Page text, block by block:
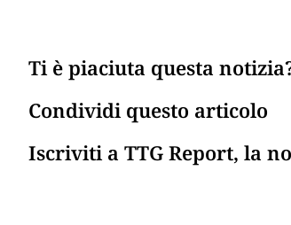
Ti è piaciuta questa
Condividi questo articolo
Iscriviti a TTG Report, la